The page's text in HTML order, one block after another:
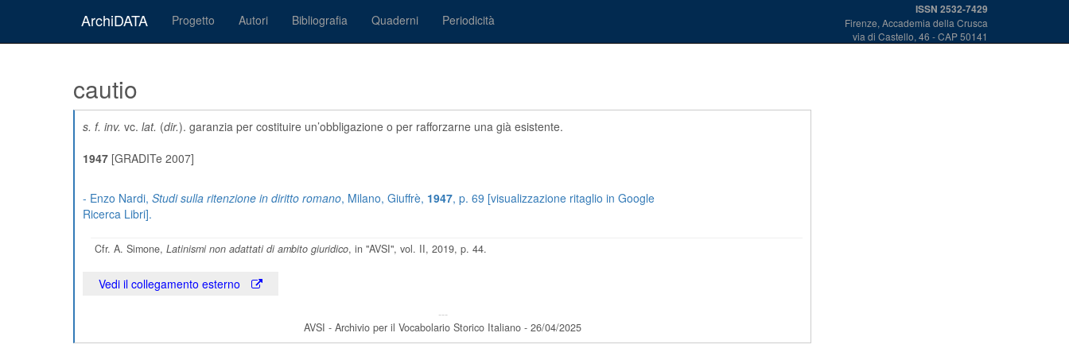
ArchiDATA Progetto Autori Bibliografia Quaderni Periodicità
ISSN 2532-7429
Firenze, Accademia della Crusca
via di Castello, 46 - CAP 50141
cautio
s. f. inv. vc. lat. (dir.). garanzia per costituire un’obbligazione o per rafforzarne una già esistente.
1947 [GRADITe 2007]
- Enzo Nardi, Studi sulla ritenzione in diritto romano, Milano, Giuffrè, 1947, p. 69 [visualizzazione ritaglio in Google
Ricerca Libri].
Cfr. A. Simone, Latinismi non adattati di ambito giuridico, in "AVSI", vol. II, 2019, p. 44.
Vedi il collegamento esterno
---
AVSI - Archivio per il Vocabolario Storico Italiano - 26/04/2025